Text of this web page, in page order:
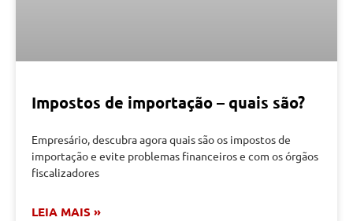
Impostos de importação – quais são?
Empresário, descubra agora quais são os impostos de
importação e evite problemas financeiros e com os órgãos
fiscalizadores
LEIA MAIS »